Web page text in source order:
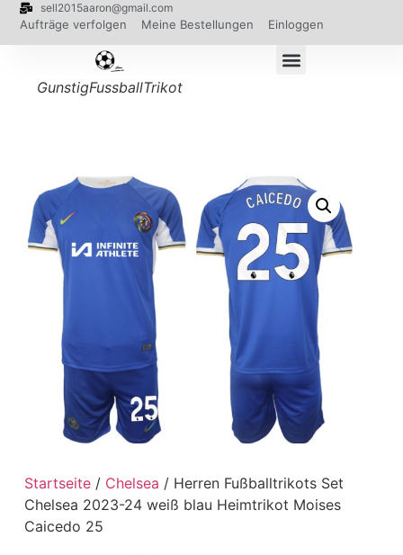
sell2015aaron@gmail.com
Aufträge verfolgen Meine Bestellungen Einloggen
GunstigFussballTrikot
Startseite/ Chelsea / Herren Fußballtrikots Set
Chelsea 2023-24 weiß blau Heimtrikot Moises
Caicedo 25